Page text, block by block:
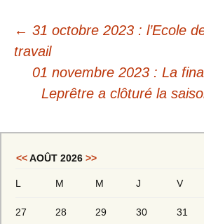
← 31 octobre 2023 : l’Ecole
travail
01 novembre 2023 : La
Leprêtre a clôturé la
<<AOÛT 2026 >>
L M M J V
27 28 29 30 31